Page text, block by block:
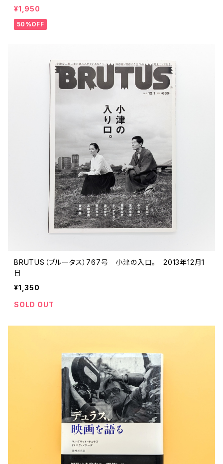
¥1,950
50%OFF
BRUTUS（ブルータス）767号 小津の入口。 2013年12月1
日
¥1,350
SOLD OUT